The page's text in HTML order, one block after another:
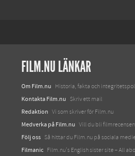
FILM.NU LÄNKAR
Om Film.nu Historia, fakta och
Kontakta Film.nu Skriv ett mail
Redaktion Vi som skriver för Film.nu
Medverka på Film.nu Vill du bli
Följ oss Så hittar du Film.nu på sociala
Filmanic Film.nu's English sister site – All